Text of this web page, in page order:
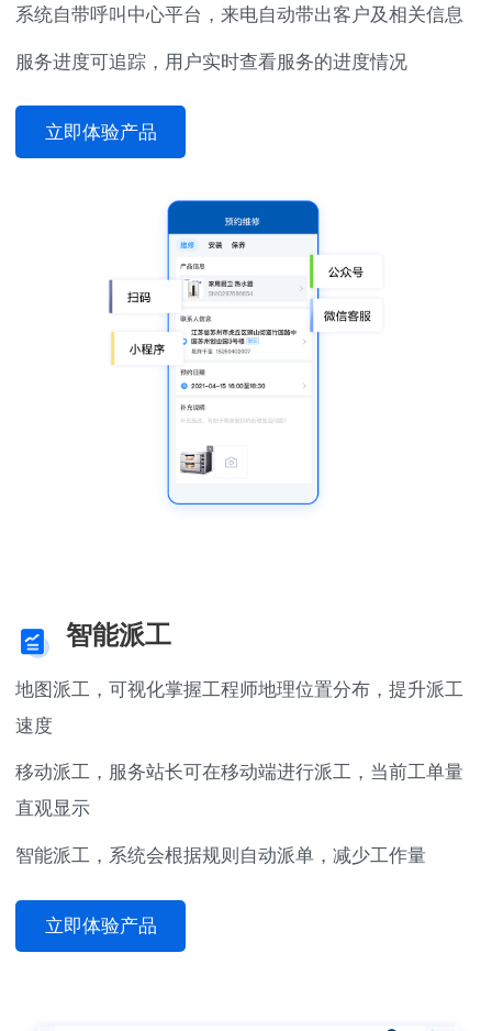
系统自带呼叫中心平台，来电自动带出客户及相关信息
服务进度可追踪，用户实时查看服务的进度情况
立即体验产品
智能派工
地图派工，可视化掌握工程师地理位置分布，提升派工
速度
移动派工，服务站长可在移动端进行派工，当前工单量
直观显示
智能派工，系统会根据规则自动派单，减少工作量
立即体验产品